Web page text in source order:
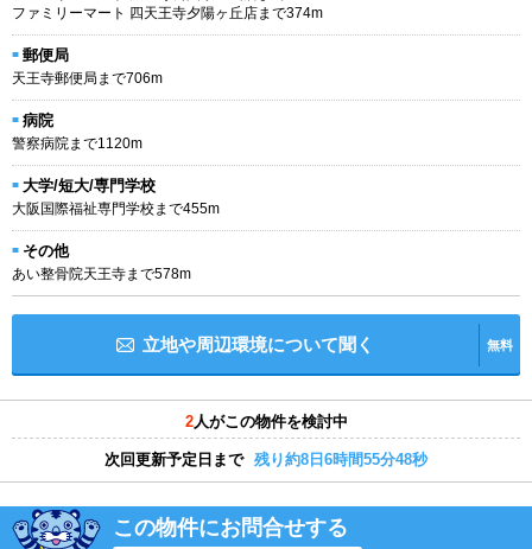
ファミリーマート 四天王寺夕陽ヶ丘店まで374m
郵便局
天王寺郵便局まで706m
病院
警察病院まで1120m
大学/短大/専門学校
大阪国際福祉専門学校まで455m
その他
あい整骨院天王寺まで578m
立地や周辺環境について聞く 無料
2人がこの物件を検討中
次回更新予定日まで 残り約8日6時間55分47秒
この物件にお問合せする